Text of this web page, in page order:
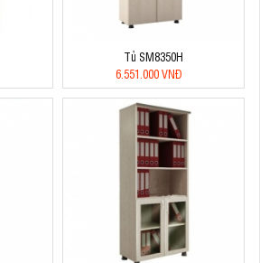
Tủ SM8350H
6.551.000 VNĐ